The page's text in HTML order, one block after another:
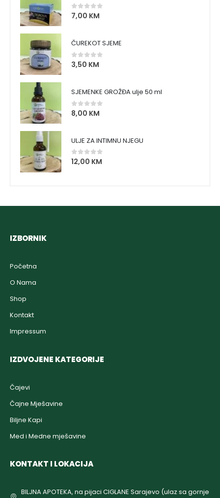
0 out of 5
7,00 KM
ČUREKOT SJEME
0 out of 5
3,50 KM
SJEMENKE GROŽĐA ulje 50 ml
0 out of 5
8,00 KM
ULJE ZA INTIMNU NJEGU
0out of 5
12,00 KM
IZBORNIK
Početna
O Nama
Shop
Kontakt
Impressum
IZDVOJENE KATEGORIJE
Čajevi
Čajne Mješavine
Biljne Kapi
Med i Medne mješavine
KONTAKT I LOKACIJA
BILJNA APOTEKA, na pijaci CIGLANE Sarajevo (ulaz sa gornje